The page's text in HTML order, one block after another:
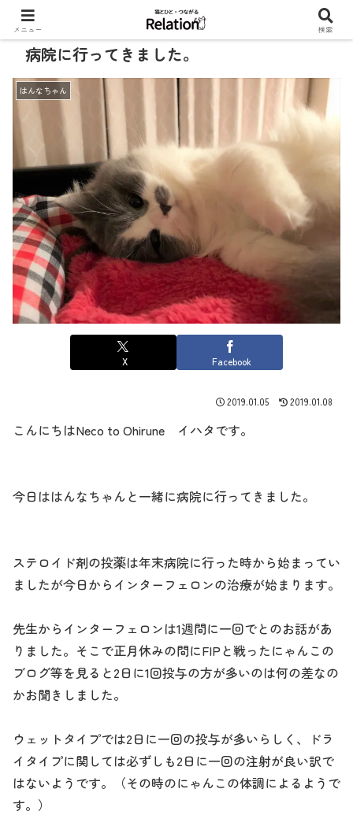
病院に行ってきました。
はんなちゃん
X Facebook
2019.01.05 2019.01.08
こんにちはNeco to Ohirune イハタです。
今日ははんなちゃんと一緒に病院に行ってきました。
ステロイド剤の投薬は年末病院に行った時から始まってい
ましたが今日からインターフェロンの治療が始まります。
先生からインターフェロンは1週間に一回でとのお話があ
りました。そこで正月休みの間にFIPと戦ったにゃんこの
ブログ等を見ると2日に1回投与の方が多いのは何の差なの
かお聞きしました。
ウェットタイプでは2日に一回の投与が多いらしく、ドラ
イタイプに関しては必ずしも2日に一回の注射が良い訳で
はないようです。（その時のにゃんこの体調によるようで
す。）
メニュー 検索